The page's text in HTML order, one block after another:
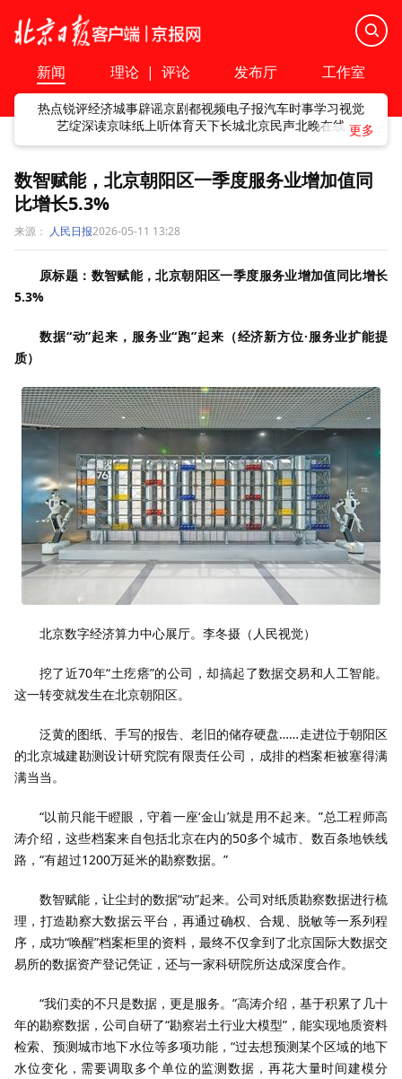
新闻 理论 | 评论 发布厅 工作室
热点锐评经济城事辟谣京剧都视频电子报汽车时事学习视觉
艺绽深读京味纸上听体育天下长城北京民声北晚在线
数智赋能，北京朝阳区一季度服务业增加值同
比增长5.3%
来源： 人民日报2026-05-11 13:28
原标题：数智赋能，北京朝阳区一季度服务业增加值同比增长
5.3%
数据“动”起来，服务业“跑”起来（经济新方位·服务业扩能提
质）
北京数字经济算力中心展厅。 李冬摄（人民视觉）
挖了近70年“土疙瘩”的公司，却搞起了数据交易和人工智能。
这一转变就发生在北京朝阳区。
泛黄的图纸、手写的报告、老旧的储存硬盘……走进位于朝阳区
的北京城建勘测设计研究院有限责任公司，成排的档案柜被塞得满
满当当。
“以前只能干瞪眼，守着一座‘金山’就是用不起来。”总工程师高
涛介绍，这些档案来自包括北京在内的50多个城市、数百条地铁线
路，“有超过1200万延米的勘察数据。”
数智赋能，让尘封的数据“动”起来。公司对纸质勘察数据进行梳
理，打造勘察大数据云平台，再通过确权、合规、脱敏等一系列程
序，成功“唤醒”档案柜里的资料，最终不仅拿到了北京国际大数据交
易所的数据资产登记凭证，还与一家科研院所达成深度合作。
“我们卖的不只是数据，更是服务。”高涛介绍，基于积累了几十
年的勘察数据，公司自研了“勘察岩土行业大模型”，能实现地质资料
检索、预测城市地下水位等多项功能，“过去想预测某个区域的地下
水位变化，需要调取多个单位的监测数据，再花大量时间建模分